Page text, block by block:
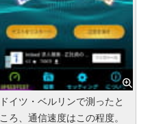
ドイツ・ベルリンで測ったと
ころ、通信速度はこの程度。